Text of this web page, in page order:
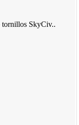
tornillos SkyCiv..